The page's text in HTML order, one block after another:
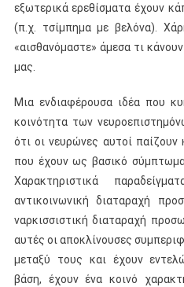
εξωτερικά ερεθίσματα έχουν
(π.χ. τσίμπημα με βελόνα).
«αισθανόμαστε» άμεσα τι
μας.
Μια ενδιαφέρουσα ιδέα που
κοινότητα των
ότι οι νευρώνες αυτοί
που έχουν ως βασικό σύμπτωμα
Χαρακτηριστικά
αντικοινωνική διαταραχή
ναρκισσιστική διαταραχή
αυτές οι αποκλίνουσες
μεταξύ τους και έχουν
βάση, έχουν ένα κοινό